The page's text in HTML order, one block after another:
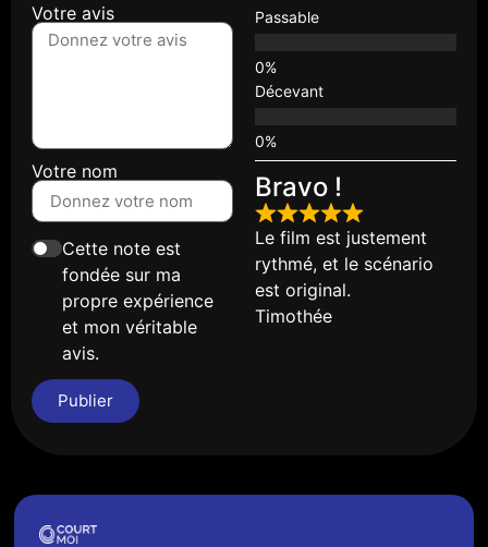
Votre avis
Votre nom
Cette note est
fondée sur ma
propre expérience
et mon véritable
avis.
Publier
Passable
Décevant
Bravo !
Le film est justement
rythmé, et le scénario
est original.
Timothée